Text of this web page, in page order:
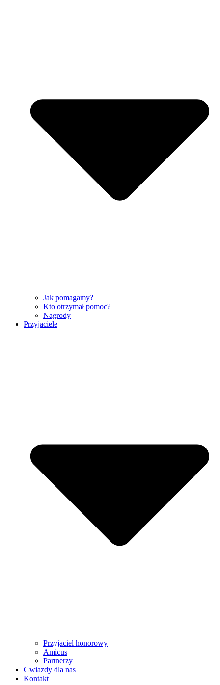
Jak pomagamy?
Kto otrzymał pomoc?
Nagrody
Przyjaciele
Przyjaciel honorowy
Amicus
Partnerzy
Gwiazdy dla nas
Kontakt